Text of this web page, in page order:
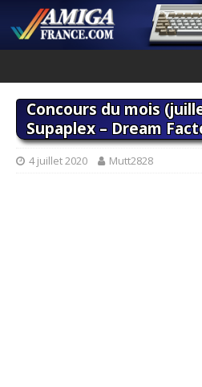
Concours du mois
Supaplex – Dream
4 juillet 2020 Mutt2828